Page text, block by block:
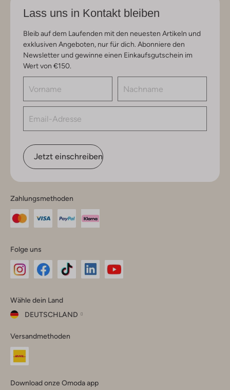
Lass uns in Kontakt bleiben
Bleib auf dem Laufenden mit den neuesten Artikeln und
exklusiven Angeboten, nur für dich. Abonniere den
Newsletter und gewinne einen Einkaufsgutschein im
Wert von €150.
Jetzt einschreiben
Zahlungsmethoden
Folge uns
Instagram
Facebook
TikTok
Wähle dein Land
DEUTSCHLAND
dein
Land
Versandmethoden
Download onze Omoda app